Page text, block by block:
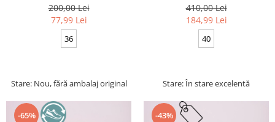
200,00 Lei
77,99 Lei
36
Stare: Nou, fără ambalaj original
410,00 Lei
184,99 Lei
40
Stare: În stare excelentă
-65% -43%